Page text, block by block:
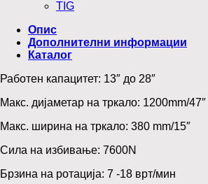
TIG
Опис
Дополнителни информации
Каталог
Работен капацитет: 13″ до 28″
Макс. дијаметар на тркало: 1200mm/47″
Макс. ширина на тркало: 380 mm/15″
Сила на избивање: 7600N
Брзина на ротација: 7 -18 врт/мин